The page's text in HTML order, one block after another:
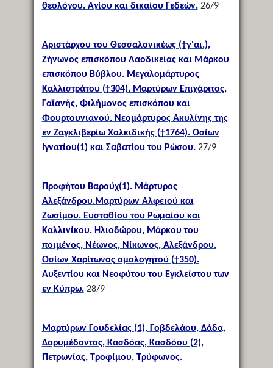
θεολόγου. Αγίου και δικαίου Γεδεών.26/9
Αριστάρχου του Θεσσαλονικέως (†γ΄αι.),
Ζήνωνος επισκόπου Λαοδικείας και Μάρκου
επισκόπου Βύβλου. Μεγαλομάρτυρος
Καλλιστράτου (†304). Μαρτύρων Επιχάριτος,
Γαϊανής, Φιλήμονος επισκόπου και
Φουρτουνιανού. Νεομάρτυρος Ακυλίνης της
εν Ζαγκλιβερίω Χαλκιδικής (†1764). Οσίων
Ιγνατίου(1) και Σαβατίου του Ρώσου.27/9
Προφήτου Βαρούχ(1). Μάρτυρος
Αλεξάνδρου.Μαρτύρων Αλφειού και
Ζωσίμου. Ευσταθίου του Ρωμαίου και
Καλλινίκου. Ηλιοδώρου, Μάρκου του
ποιμένος, Νέωνος, Νίκωνος, Αλεξάνδρου.
Οσίων Χαρίτωνος ομολογητού (†350).
Αυξεντίου και Νεοφύτου του Εγκλείστου των
εν Κύπρω.28/9
Μαρτύρων Γουδελίας (1), Γοβδελάου, Δάδα,
Δορυμέδοντος, Κασδόας, Κασδόου (2),
Πετρωνίας, Τροφίμου, Τρύφωνος.